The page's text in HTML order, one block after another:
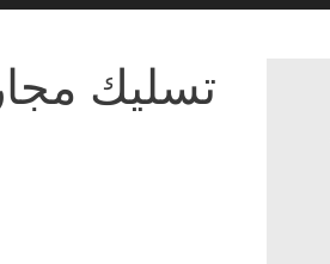
تسليك